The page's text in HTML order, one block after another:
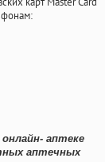
аптеке
аптечных